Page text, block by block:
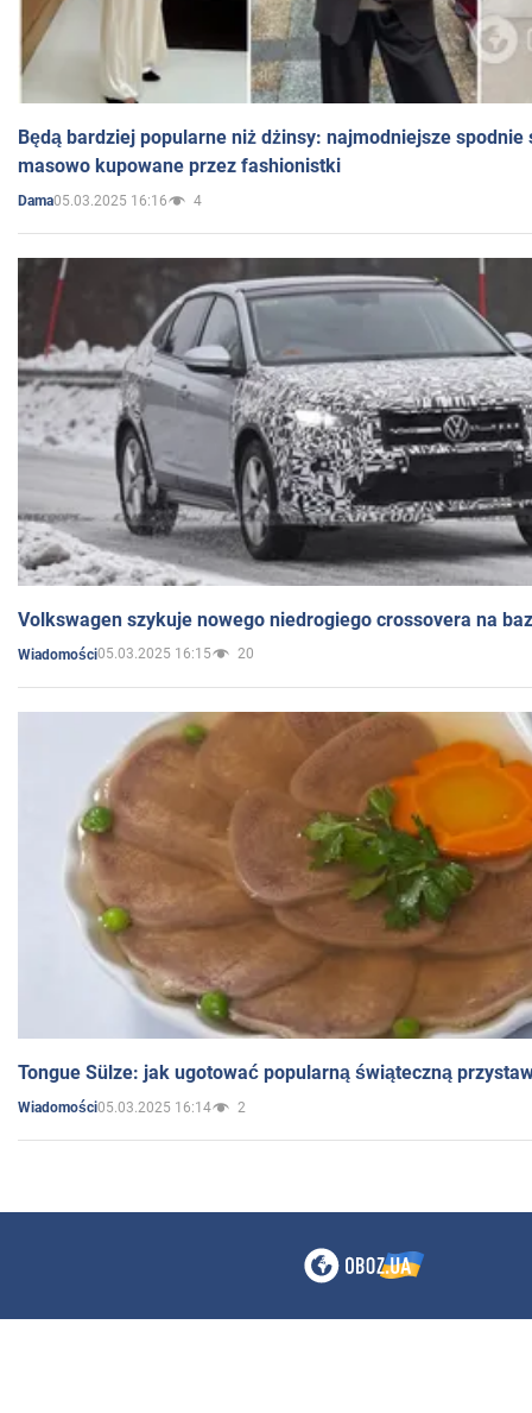
Będą bardziej popularne niż dżinsy: najmodniejsze spodnie
masowo kupowane przez fashionistki
Dama05.03.2025 16:16 4
Volkswagen szykuje nowego niedrogiego crossovera na
Wiadomości05.03.2025 16:15 20
Tongue Sülze: jak ugotować popularną świąteczną
Wiadomości05.03.2025 16:14 2